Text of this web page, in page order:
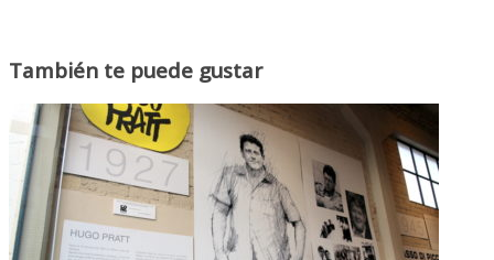
También te puede gustar